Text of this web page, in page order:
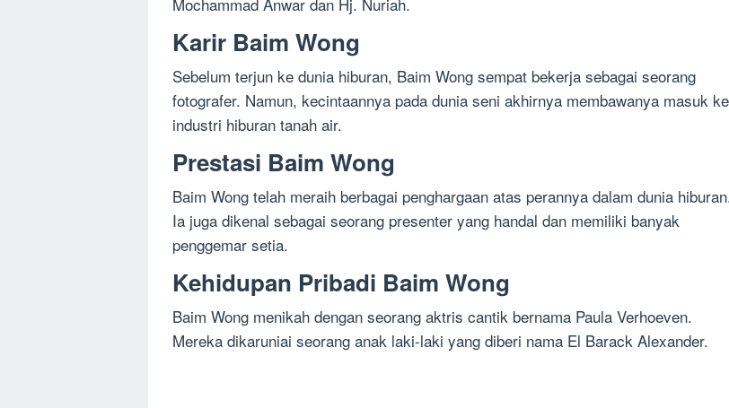
Karir Baim Wong
Sebelum terjun ke dunia hiburan, Baim Wong sempat bekerja sebagai seorang
fotografer. Namun, kecintaannya pada dunia seni akhirnya membawanya masuk ke
industri hiburan tanah air.
Prestasi Baim Wong
Baim Wong telah meraih berbagai penghargaan atas perannya dalam dunia
Ia juga dikenal sebagai seorang presenter yang handal dan memiliki banyak
penggemar setia.
Kehidupan Pribadi Baim Wong
Baim Wong menikah dengan seorang aktris cantik bernama Paula Verhoeven.
Mereka dikaruniai seorang anak laki-laki yang diberi nama El Barack Alexander.